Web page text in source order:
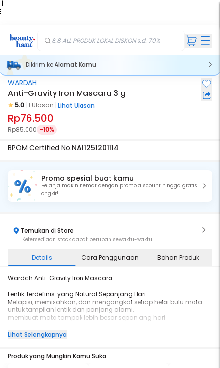
|
8.8 ALL PRODUK LOKAL DISKON s.d. 70%
Dikirim keAlamat Kamu
WARDAH
Anti-Gravity Iron Mascara 3 g
5.0 1 Ulasan Lihat Ulasan
Rp76.500
Rp85.000 -10%
BPOM Certified No.NA11251201114
Promo spesial buat kamu
Belanja makin hemat dengan promo discount hingga gratis
ongkir!
Temukan di Store
Ketersediaan stock dapat berubah sewaktu-waktu
Details Cara Penggunaan Bahan Produk
Wardah Anti-Gravity Iron Mascara
Lentik Terdefinisi yang Natural Sepanjang Hari
Melapisi, memisahkan, dan mengangkat setiap helai bulu mata
untuk tampilan lentik dan panjang alami,
membuat mata tampak lebih besar sepanjang hari
Lengthening | Natural Volumizing | Curling | Separating | Ringan | No
Lihat Selengkapnya
Produk yang Mungkin Kamu Suka